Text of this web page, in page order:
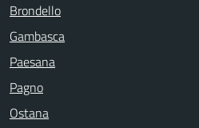
Brondello
Gambasca
Paesana
Pagno
Ostana